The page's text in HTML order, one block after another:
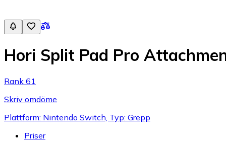
Hori Split Pad Pro
Rank 61
Skriv omdöme
Plattform: Nintendo Switch, Typ: Grepp
Priser